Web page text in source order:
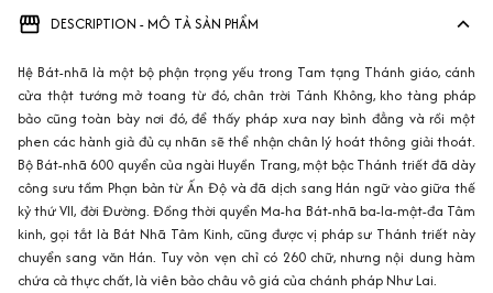
DESCRIPTION - MÔ TẢ SẢN PHẨM
Hệ Bát-nhã là một bộ phận trọng yếu trong Tam tạng Thánh giáo, cánh
cửa thật tướng mở toang từ đó, chân trời Tánh Không, kho tàng pháp
bảo cũng toàn bày nơi đó, để thấy pháp xưa nay bình đẳng và rồi một
phen các hành giả đủ cụ nhãn sẽ thể nhận chân lý hoát thông giải thoát.
Bộ Bát-nhã 600 quyển của ngài Huyền Trang, một bậc Thánh triết đã dày
công sưu tầm Phạn bản từ Ấn Độ và đã dịch sang Hán ngữ vào giữa thế
kỷ thứ VII, đời Đường. Đồng thời quyển Ma-ha Bát-nhã ba-la-mật-đa Tâm
kinh, gọi tắt là Bát Nhã Tâm Kinh, cũng được vị pháp sư Thánh triết này
chuyển sang văn Hán. Tuy vỏn vẹn chỉ có 260 chữ, nhưng nội dung hàm
chứa cả thực chất, là viên bảo châu vô giá của chánh pháp Như Lai.